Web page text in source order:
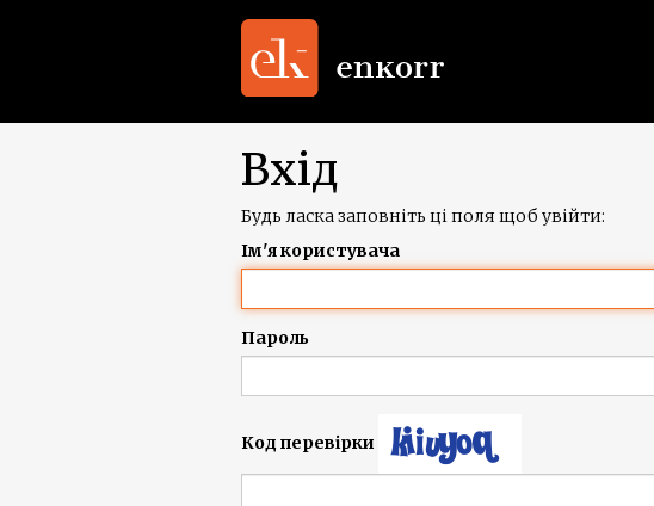
Вхід
Будь ласка заповніть ці поля щоб увійти:
Ім'я користувача
Пароль
Код перевірки